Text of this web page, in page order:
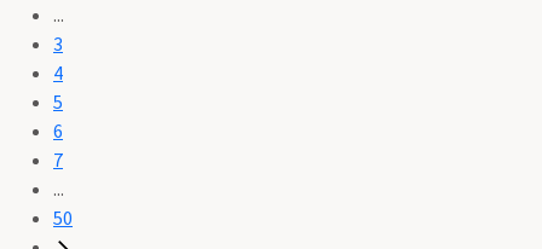
...
3
4
5
6
7
...
50